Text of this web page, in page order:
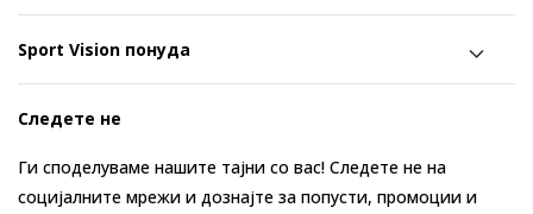
Sport Vision понуда
Следете не
Ги споделуваме нашите тајни со вас! Следете не на
социјалните мрежи и дознајте за попусти, промоции и